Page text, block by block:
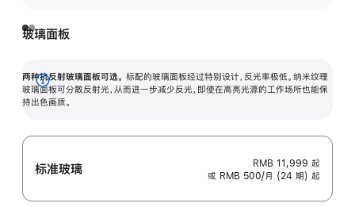
玻璃面板
两种抗反射玻璃面板可选。 标配的玻璃面板经过特别设计，反光率极低。纳米纹理
玻璃面板可分散反射光，从而进一步减少反光，即使在高亮光源的工作场所也能保
持出色画质。
展
开
标准玻璃 RMB 11,999 起
或 RMB 500/月 (24 期) 起